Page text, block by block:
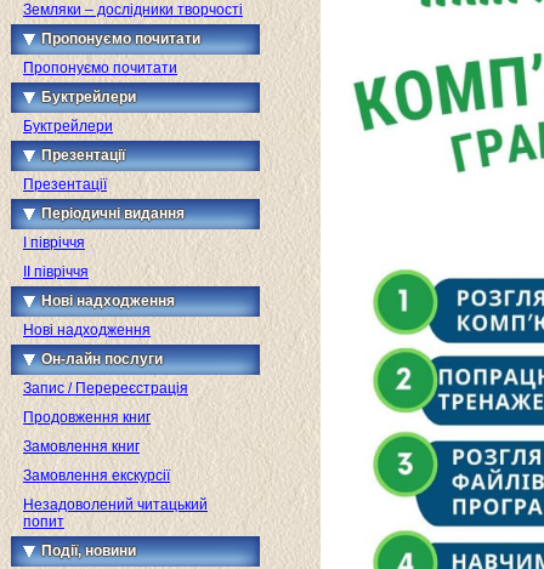
Земляки – дослідники творчості
Пропонуємо почитати
Пропонуємо почитати
Буктрейлери
Буктрейлери
Презентації
Презентації
Періодичні видання
I півріччя
II півріччя
Нові надходження
Нові надходження
Он-лайн послуги
Запис / Перереєстрація
Продовження книг
Замовлення книг
Замовлення екскурсії
Незадоволений читацький
попит
Події, новини